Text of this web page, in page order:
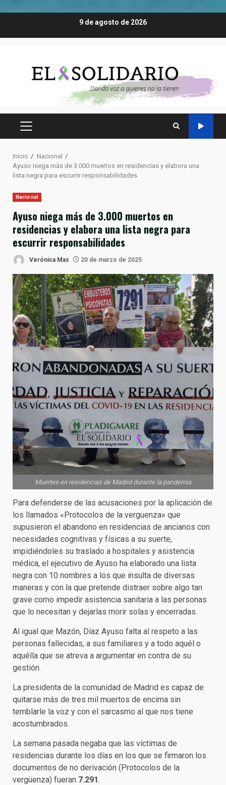
9 de agosto de 2026
MENÚ
Inicio
Nacional
Ayuso niega más de 3.000 muertos en residencias y elabora una
lista negra para escurrir responsabilidades
Nacional
Ayuso niega más de 3.000 muertos en
residencias y elabora una lista negra para
escurrir responsabilidades
Verónica Mas 20 de marzo de 2025
Muertes en residencias de Madrid durante la pandemia
Para defenderse de las acusaciones por la aplicación de
los llamados «Protocolos de la verguenza» que
supusieron el abandono en residencias de ancianos con
necesidades cognitivas y físicas a su suerte,
impidiéndoles su traslado a hospitales y asistencia
médica, el ejecutivo de Ayuso ha elaborado una lista
negra con 10 nombres a los que insulta de diversas
maneras y con la que pretende distraer sobre algo tan
grave como impedir asistencia sanitaria a las personas
que lo necesitan y dejarlas morir solas y encerradas.
Al igual que Mazón, Díaz Ayuso falta al respeto a las
personas fallecidas, a sus familiares y a todo aquél o
aquélla que se atreva a argumentar en contra de su
gestión.
La presidenta de la comunidad de Madrid es capaz de
quitarse más de tres mil muertos de encima sin
temblarle la voz y con el sarcasmo al que nos tiene
acostumbrados.
La semana pasada negaba que las víctimas de
residencias durante los días en los que se firmaron los
documentos de no derivación (Protocolos de la
vergüenza) fueran 7.291.